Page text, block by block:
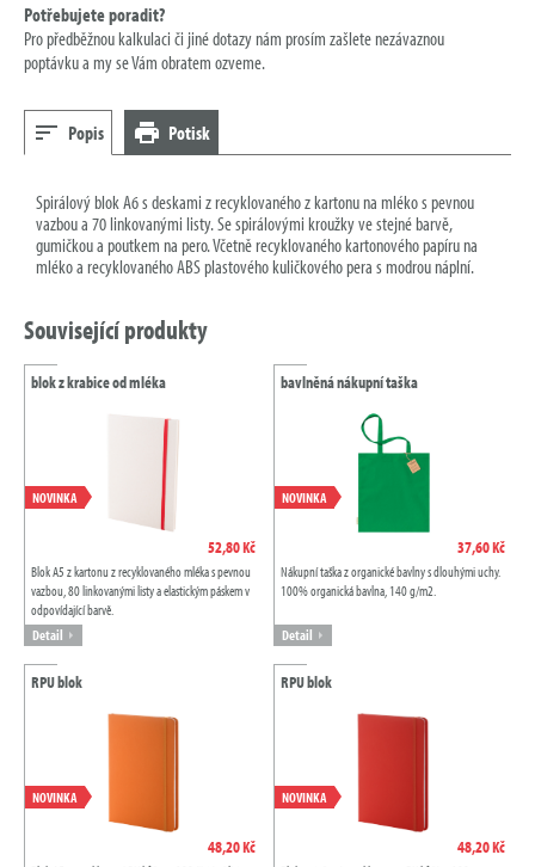
Potřebujete poradit?
Pro předběžnou kalkulaci či jiné dotazy nám prosím zašlete nezávaznou
poptávku a my se Vám obratem ozveme.
Popis Potisk
Spirálový blok A6 s deskami z recyklovaného z kartonu na mléko s pevnou
vazbou a 70 linkovanými listy. Se spirálovými kroužky ve stejné barvě,
gumičkou a poutkem na pero. Včetně recyklovaného kartonového papíru na
mléko a recyklovaného ABS plastového kuličkového pera s modrou náplní.
Související produkty
blok z krabice od mléka
NOVINKA
52,80 Kč
Blok A5 z kartonu z recyklovaného mléka s pevnou
vazbou, 80 linkovanými listy a elastickým páskem v
odpovídající barvě.
Detail
bavlněná nákupní taška
NOVINKA
37,60 Kč
Nákupní taška z organické bavlny s dlouhými uchy.
100% organická bavlna, 140 g/m2.
Detail
RPU blok
NOVINKA
48,20 Kč
RPU blok
NOVINKA
48,20 Kč